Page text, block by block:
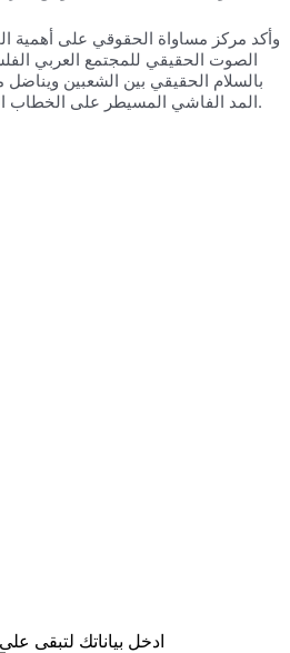
وأكد مركز مساواة الحقوقي على أهمية
الصوت الحقيقي للمجتمع العربي
بالسلام الحقيقي بين الشعبين
المد الفاشي المسيطر على الخطاب السياسي والعسكري في البلاد.
ادخل بياناتك لتبقى